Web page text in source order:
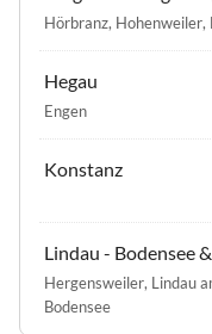
Hörbranz, Hohenweiler,
Hegau
Engen
Konstanz
Lindau - Bodensee
Hergensweiler, Lindau
Bodensee